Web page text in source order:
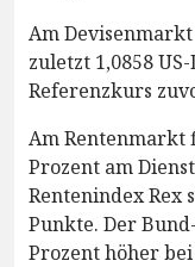
Am
zuletzt 1,0858
Referenzkurs
Am Rentenmarkt
Prozent am
Rentenindex Rex
Punkte. Der
Prozent höher